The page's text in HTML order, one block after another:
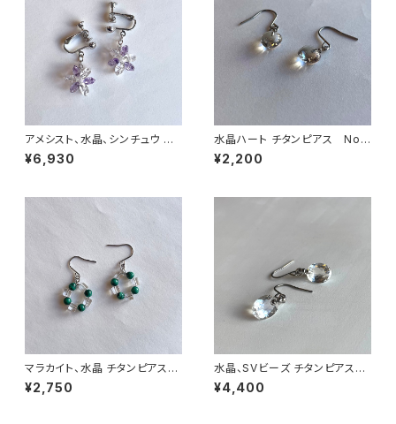
アメシスト、水晶、シンチュウ イ
ヤリング No.38144
¥6,930
水晶ハート チタンピアス No.
33051
¥2,200
マラカイト、水晶 チタンピアス
No.33102
¥2,750
水晶、SVビーズ チタンピアス
No.33101
¥4,400